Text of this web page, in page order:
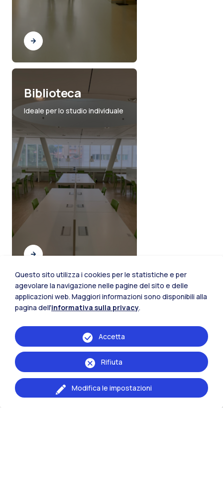
Biblioteca
Ideale per lo studio individuale
Laboratori
Per un approccio innovativo
alla didattica
Questo sito utilizza i cookies per le statistiche e per
agevolare la navigazione nelle pagine del sito e delle
applicazioni web. Maggiori informazioni sono disponibili alla
pagina dell'informativa sulla privacy.
Modifica le impostazioni
Rifiuta
Accetta